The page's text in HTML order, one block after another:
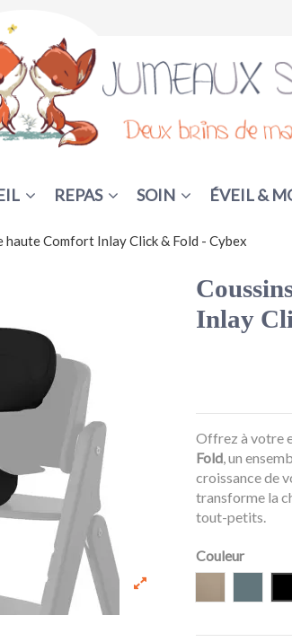
REPAS SOIN ÉVEIL &
haute Comfort Inlay Click & Fold - Cybex
Inlay
Offrez à votre
Fold, un
croissance de
transforme la
tout-petits.
Couleur